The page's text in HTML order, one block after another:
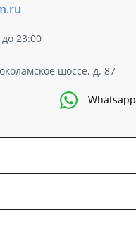
23:00
шоссе, д. 87
Whatsapp